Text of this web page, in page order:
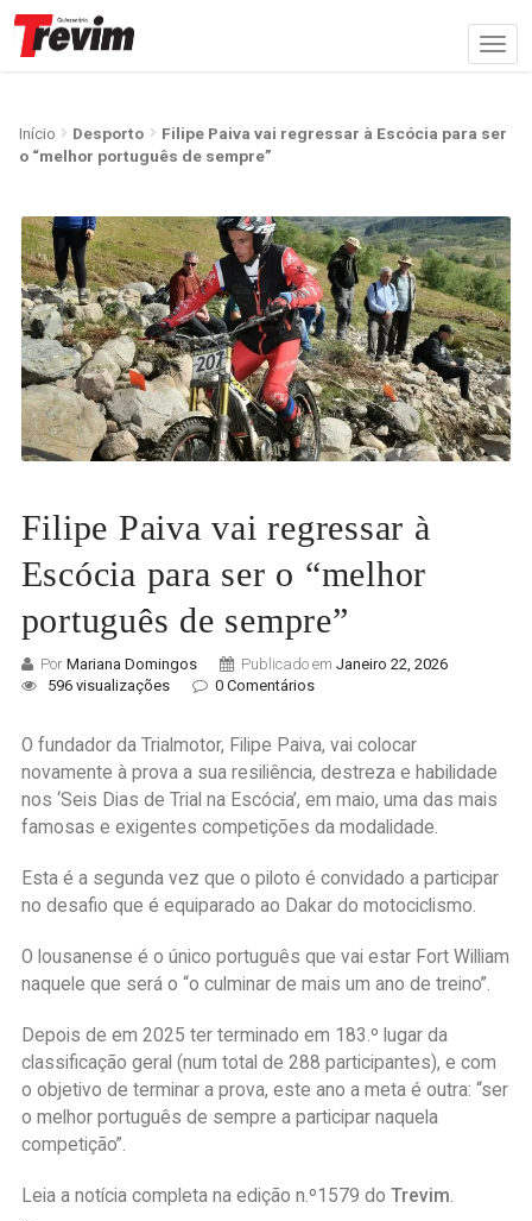
Início Desporto
Filipe Paiva vai regressar à Escócia para ser
o “melhor português de sempre”
Filipe Paiva vai regressar à
Escócia para ser o “melhor
português de sempre”
Por Mariana Domingos Publicado em Janeiro 22, 2026
596 visualizações
0 Comentários
O fundador da Trialmotor, Filipe Paiva, vai colocar
novamente à prova a sua resiliência, destreza e habilidade
nos ‘Seis Dias de Trial na Escócia’, em maio, uma das mais
famosas e exigentes competições da modalidade.
Esta é a segunda vez que o piloto é convidado a participar
no desafio que é equiparado ao Dakar do motociclismo.
O lousanense é o único português que vai estar Fort William
naquele que será o “o culminar de mais um ano de treino”.
Depois de em 2025 ter terminado em 183.º lugar da
classificação geral (num total de 288 participantes), e com
o objetivo de terminar a prova, este ano a meta é outra: “ser
o melhor português de sempre a participar naquela
competição”.
Leia a notícia completa na edição n.º1579 do Trevim.